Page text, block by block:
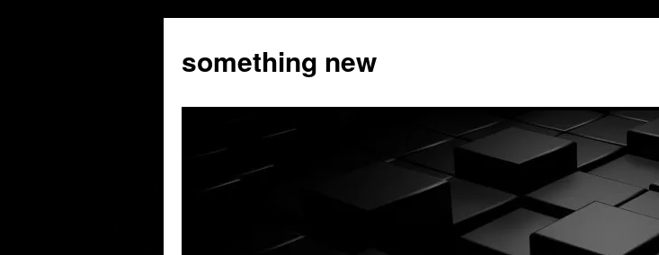
テ
ン
へ
something new